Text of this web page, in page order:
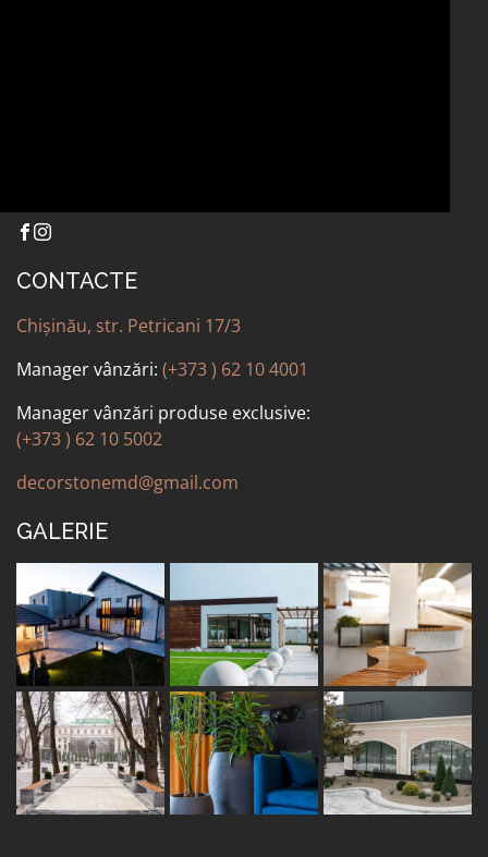
CONTACTE
Chișinău, str. Petricani 17/3
Manager vânzări: (+373 ) 62 10 4001
Manager vânzări produse exclusive:
(+373 ) 62 10 5002
decorstonemd@gmail.com
GALERIE